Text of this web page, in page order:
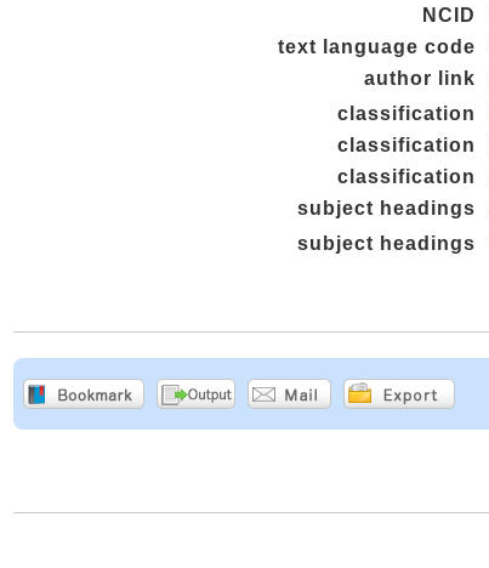
NCID
text language code
author link
classification
classification
classification
subject headings
subject headings